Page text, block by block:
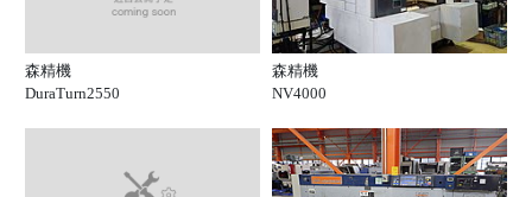
森精機
DuraTurn2550
森精機
NV4000